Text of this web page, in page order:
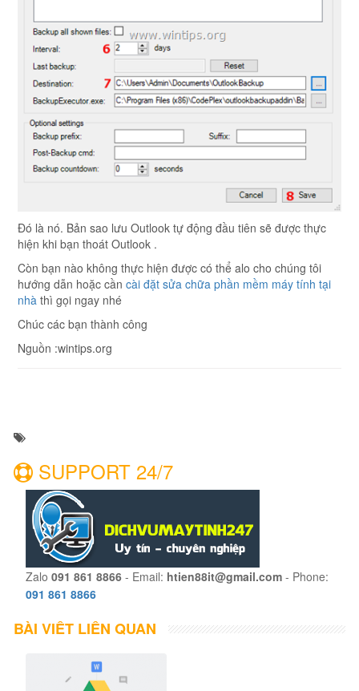
Đó là nó. Bản sao lưu Outlook tự động đầu tiên sẽ được thực
hiện khi bạn thoát Outlook .
Còn bạn nào không thực hiện được có thể alo cho chúng tôi
hướng dẫn hoặc cần cài đặt sửa chữa phần mềm máy tính tại
nhà thì gọi ngay nhé
Chúc các bạn thành công
Nguồn :wintips.org
SUPPORT 24/7
Zalo 091 861 8866 - Email: htien88it@gmail.com - Phone:
091 861 8866
BÀI VIẾT LIÊN QUAN